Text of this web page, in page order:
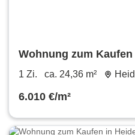
Wohnung zum
146.400 € 24.36 m²
1 Zi. ca. 24,36 m²
6.010 €/m²